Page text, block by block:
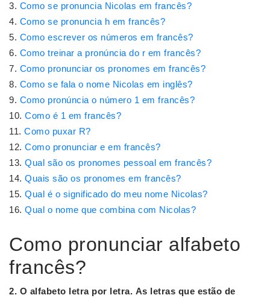
Como se pronuncia Nicolas em francês?
Como se pronuncia h em francês?
Como escrever os números em francês?
Como treinar a pronúncia do r em francês?
Como pronunciar os pronomes em francês?
Como se fala o nome Nicolas em inglês?
Como pronúncia o número 1 em francês?
Como é 1 em francês?
Como puxar R?
Como pronunciar e em francês?
Qual são os pronomes pessoal em francês?
Quais são os pronomes em francês?
Qual é o significado do meu nome Nicolas?
Qual o nome que combina com Nicolas?
Como pronunciar alfabeto
francês?
2. O alfabeto letra por letra. As letras que estão de